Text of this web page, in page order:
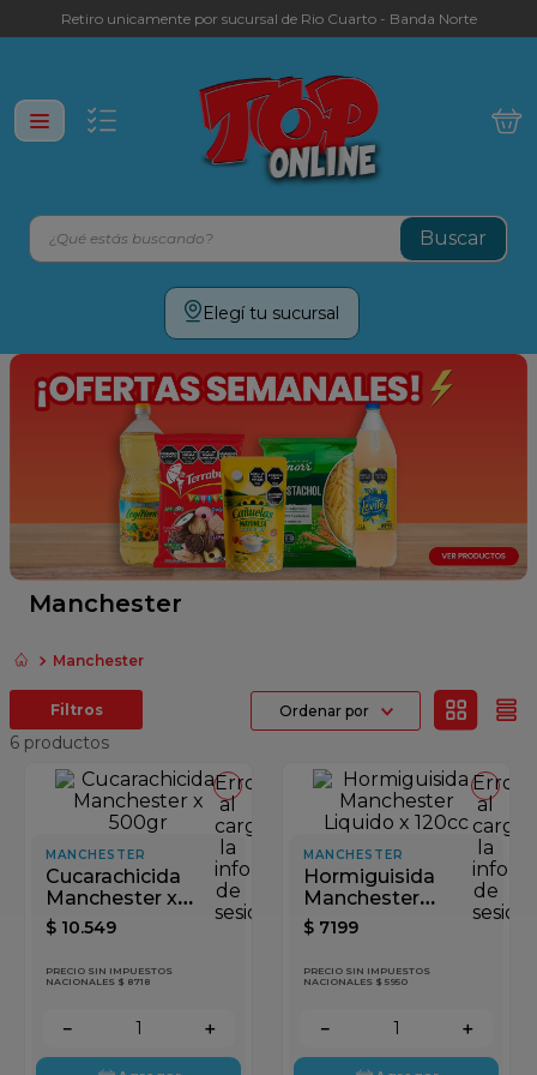
Retiro unicamente por sucursal de Rio Cuarto - Banda Norte
¿Qué estás buscando?
Elegí tu sucursal
Manchester
Manchester
Ordenar por
6 productos
Error
al
cargar
la
información
de
sesión
MANCHESTER
Cucarachicida
Manchester x
500gr
$ 10.549
PRECIO SIN IMPUESTOS
NACIONALES $ 8718
＋
－
Error
al
cargar
la
de
sesión
MANCHESTER
Hormiguisida
Manchester
Liquido x 120cc
$ 7199
PRECIO SIN IMPUESTOS
NACIONALES $ 5950
＋
－
Términos más buscados
yerba
galletitas
queso
dulce leche